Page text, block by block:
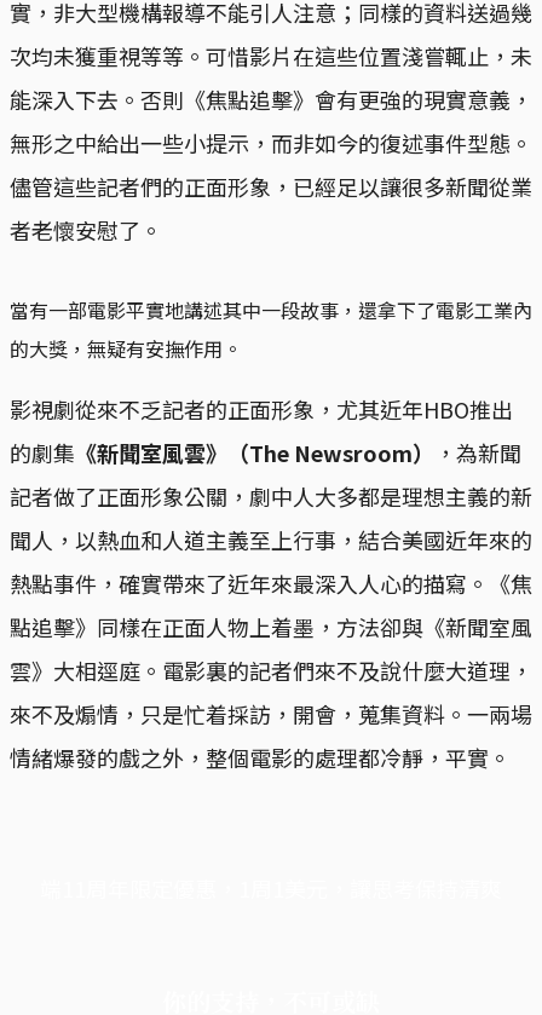
實，非大型機構報導不能引人注意；同樣的資料送過幾
次均未獲重視等等。可惜影片在這些位置淺嘗輒止，未
能深入下去。否則《焦點追擊》會有更強的現實意義，
無形之中給出一些小提示，而非如今的復述事件型態。
儘管這些記者們的正面形象，已經足以讓很多新聞從業
者老懷安慰了。
當有一部電影平實地講述其中一段故事，還拿下了電影工業內
的大獎，無疑有安撫作用。
影視劇從來不乏記者的正面形象，尤其近年HBO推出
的劇集 《新聞室風雲》（The Newsroom）
，為新聞
記者做了正面形象公關，劇中人大多都是理想主義的新
聞人，以熱血和人道主義至上行事，結合美國近年來的
熱點事件，確實帶來了近年來最深入人心的描寫。《焦
點追擊》同樣在正面人物上着墨，方法卻與《新聞室風
雲》大相逕庭。電影裏的記者們來不及說什麼大道理，
來不及煽情，只是忙着採訪，開會，蒐集資料。一兩場
情緒爆發的戲之外，整個電影的處理都冷靜，平實。